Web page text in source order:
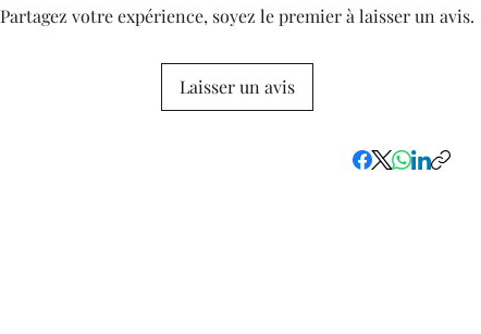
Partagez votre expérience, soyez le premier à laisser un avis.
Laisser un avis